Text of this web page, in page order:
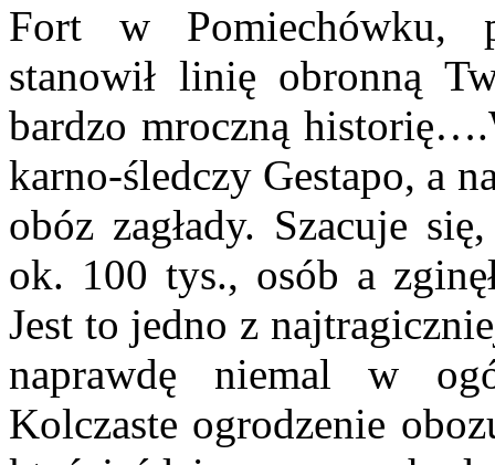
Fort w Pomiechówku,
stanowił linię obronną
bardzo mroczną
karno-śledczy Gestapo, a
obóz zagłady. Szacuje
ok. 100 tys., osób a
Jest to jedno z
naprawdę niemal w
Kolczaste ogrodzenie